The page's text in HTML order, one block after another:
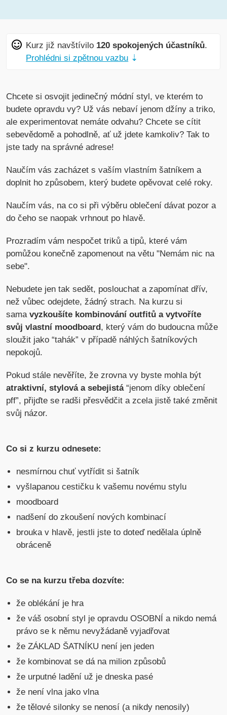
Kurz již navštívilo 120 spokojených účastníků.
Prohlédni si zpětnou vazbu ⇣
Chcete si osvojit jedinečný módní styl, ve kterém to
budete opravdu vy? Už vás nebaví jenom džíny a triko,
ale experimentovat nemáte odvahu? Chcete se cítit
sebevědomě a pohodlně, ať už jdete kamkoliv? Tak to
jste tady na správné adrese!
Naučím vás zacházet s vaším vlastním šatníkem a
doplnit ho způsobem, který budete opěvovat celé roky.
Naučím vás, na co si při výběru oblečení dávat pozor a
do čeho se naopak vrhnout po hlavě.
Prozradím vám nespočet triků a tipů, které vám
pomůžou konečně zapomenout na větu "Nemám nic na
sebe".
Nebudete jen tak sedět, poslouchat a zapomínat dřív,
než vůbec odejdete, žádný strach. Na kurzu si
samavyzkoušíte kombinování outfitů a vytvoříte
svůj vlastní moodboard , který vám do budoucna může
sloužit jako “tahák” v případě náhlých šatníkových
nepokojů.
Pokud stále nevěříte, že zrovna vy byste mohla být
atraktivní, stylová a sebejistá“jenom díky oblečení
pff”, přijďte se radši přesvědčit a zcela jistě také změnit
svůj názor.
Co si z kurzu odnesete:
nesmírnou chuť vytřídit si šatník
vyšlapanou cestičku k vašemu novému stylu
moodboard
nadšení do zkoušení nových kombinací
brouka v hlavě, jestli jste to doteď nedělala úplně
obráceně
Co se na kurzu třeba dozvíte:
že oblékání je hra
že váš osobní styl je opravdu OSOBNÍ a nikdo nemá
právo se k němu nevyžádaně vyjadřovat
že ZÁKLAD ŠATNÍKU není jen jeden
že kombinovat se dá na milion způsobů
že urputné ladění už je dneska pasé
že není vlna jako vlna
že tělové silonky se nenosí (a nikdy nenosily)